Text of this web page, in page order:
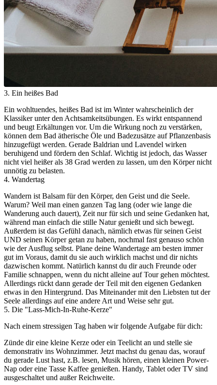
3. Ein heißes Bad
Ein wohltuendes, heißes Bad ist im Winter wahrscheinlich der
Klassiker unter den Achtsamkeitsübungen. Es wirkt entspannend
und beugt Erkältungen vor. Um die Wirkung noch zu verstärken,
können dem Bad ätherische Öle und Badezusätze auf Pflanzenbasis
hinzugefügt werden. Gerade Baldrian und Lavendel wirken
beruhigend und fördern den Schlaf. Wichtig ist jedoch, das Wasser
nicht viel heißer als 38 Grad werden zu lassen, um den Körper nicht
unnötig zu belasten.
4. Wandertag
Wandern ist Balsam für den Körper, den Geist und die Seele.
Warum? Weil man einen ganzen Tag lang (oder wie lange die
Wanderung auch dauert), Zeit nur für sich und seine Gedanken hat,
während man einfach die stille Natur genießt und sich bewegt.
Außerdem ist das Gefühl danach, nämlich etwas für seinen Geist
UND seinen Körper getan zu haben, nochmal fast genauso schön
wie der Ausflug selbst. Plane deine Wandertage am besten immer
gut im Voraus, damit du sie auch wirklich machst und dir nichts
dazwischen kommt. Natürlich kannst du dir auch Freunde oder
Familie schnappen, wenn du nicht alleine auf Tour gehen möchtest.
Allerdings rückt dann gerade der Teil mit den eigenen Gedanken
etwas in den Hintergrund. Das Miteinander mit den Liebsten tut der
Seele allerdings auf eine andere Art und Weise sehr gut.
5. Die "Lass-Mich-In-Ruhe-Kerze"
Nach einem stressigen Tag haben wir folgende Aufgabe für dich:
Zünde dir eine kleine Kerze oder ein Teelicht an und stelle sie
demonstrativ ins Wohnzimmer. Jetzt machst du genau das, worauf
du gerade Lust hast, z.B. lesen, Musik hören, einen kleinen Power-
Nap oder eine Tasse Kaffee genießen. Handy, Tablet oder TV sind
ausgeschaltet und außer Reichweite.